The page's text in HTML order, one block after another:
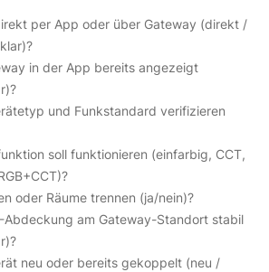
per App oder über Gateway (direkt /
in der App bereits angezeigt
und Funkstandard verifizieren
soll funktionieren (einfarbig, CCT,
oder Räume trennen (ja/nein)?
Abdeckung am Gateway-Standort stabil
neu oder bereits gekoppelt (neu /